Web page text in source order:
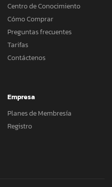
Centro de Conocimiento
Cómo Comprar
Preguntas frecuentes
Tarifas
Contáctenos
Empresa
Planes de Membresía
Registro